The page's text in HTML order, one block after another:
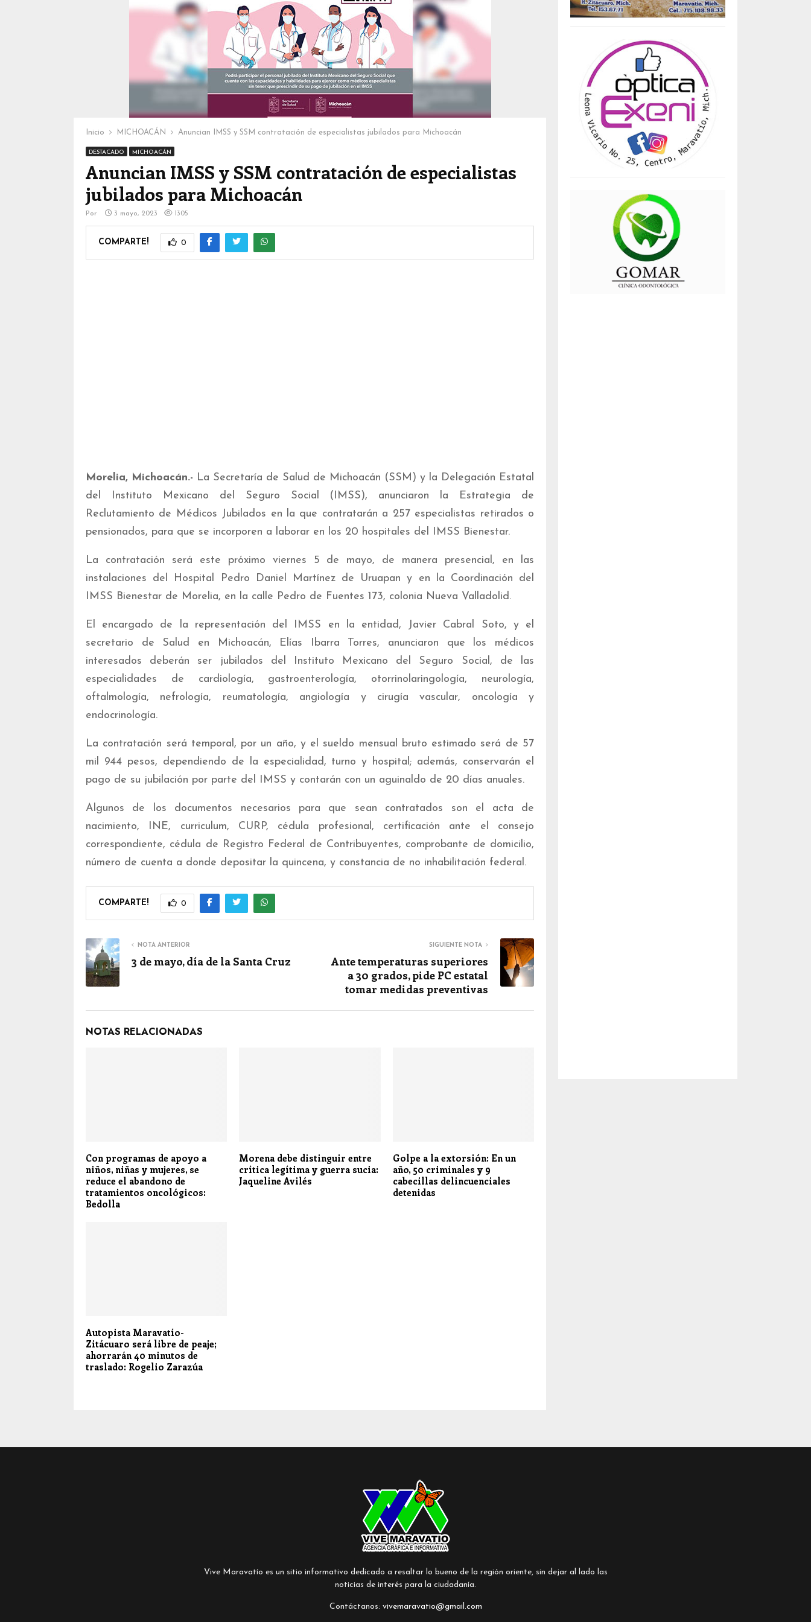
Inicio MICHOACÁN Anuncian IMSS y SSM contratación de especialistas jubilados para Michoacán
DESTACADO MICHOACÁN
Anuncian IMSS y SSM contratación de especialistas
jubilados para Michoacán
Por 3 mayo, 2023 1305
COMPARTE! 0
Morelia, Michoacán.- La Secretaría de Salud de Michoacán (SSM) y la Delegación Estatal
del Instituto Mexicano del Seguro Social (IMSS), anunciaron la Estrategia de
Reclutamiento de Médicos Jubilados en la que contratarán a 257 especialistas retirados o
pensionados, para que se incorporen a laborar en los 20 hospitales del IMSS Bienestar.
La contratación será este próximo viernes 5 de mayo, de manera presencial, en las
instalaciones del Hospital Pedro Daniel Martínez de Uruapan y en la Coordinación del
IMSS Bienestar de Morelia, en la calle Pedro de Fuentes 173, colonia Nueva Valladolid.
El encargado de la representación del IMSS en la entidad, Javier Cabral Soto, y el
secretario de Salud en Michoacán, Elías Ibarra Torres, anunciaron que los médicos
interesados deberán ser jubilados del Instituto Mexicano del Seguro Social, de las
especialidades de cardiología, gastroenterología, otorrinolaringología, neurología,
oftalmología, nefrología, reumatología, angiología y cirugía vascular, oncología y
endocrinología.
La contratación será temporal, por un año, y el sueldo mensual bruto estimado será de 57
mil 944 pesos, dependiendo de la especialidad, turno y hospital; además, conservarán el
pago de su jubilación por parte del IMSS y contarán con un aguinaldo de 20 días anuales.
Algunos de los documentos necesarios para que sean contratados son el acta de
nacimiento, INE, curriculum, CURP, cédula profesional, certificación ante el consejo
correspondiente, cédula de Registro Federal de Contribuyentes, comprobante de domicilio,
número de cuenta a donde depositar la quincena, y constancia de no inhabilitación federal.
COMPARTE! 0
NOTA ANTERIOR
3 de mayo, día de la Santa Cruz
SIGUIENTE NOTA
Ante temperaturas superiores
a 30 grados, pide PC estatal
tomar medidas preventivas
NOTAS RELACIONADAS
Con programas de apoyo a
niños, niñas y mujeres, se
reduce el abandono de
tratamientos oncológicos:
Bedolla
Morena debe distinguir entre
crítica legítima y guerra sucia:
Jaqueline Avilés
Golpe a la extorsión: En un
año, 50 criminales y 9
cabecillas delincuenciales
detenidas
Autopista Maravatío-
Zitácuaro será libre de peaje;
ahorrarán 40 minutos de
traslado: Rogelio Zarazúa
Vive Maravatío es un sitio informativo dedicado a resaltar lo bueno de la región oriente, sin dejar al lado las
noticias de interés para la ciudadanía.
Contáctanos: vivemaravatio@gmail.com